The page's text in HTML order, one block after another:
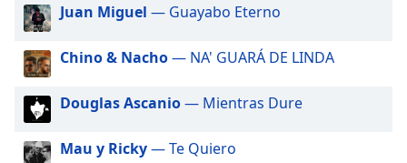
Audio
Picture-
Picture
Fullscreen
This
Juan Miguel — Guayabo Eterno
Chino & Nacho— NA' GUARÁ DE LINDA
Douglas Ascanio— Mientras Dure
Mau y Ricky— Te Quiero